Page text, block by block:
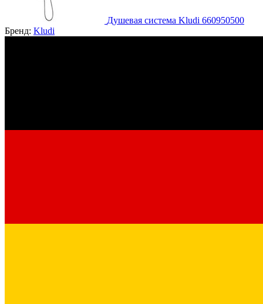
Душевая система Kludi 660950500
Бренд: Kludi